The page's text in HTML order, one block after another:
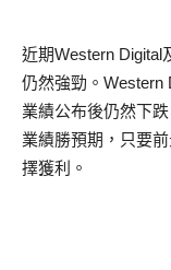
近期Western Digital
仍然強勁。Western
業績公布後仍然下
業績勝預期，只要
擇獲利。